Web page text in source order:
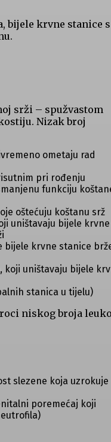
bijele krvne stanice
srži – spužvastom
Nizak broj
ometaju rad
pri rođenju
funkciju
oštećuju koštanu srž
uništavaju bijele krvne
bijele krvne stanice
koji uništavaju bijele
stanica u tijelu)
niskog broja
slezene koja uzrokuje
poremećaj koji